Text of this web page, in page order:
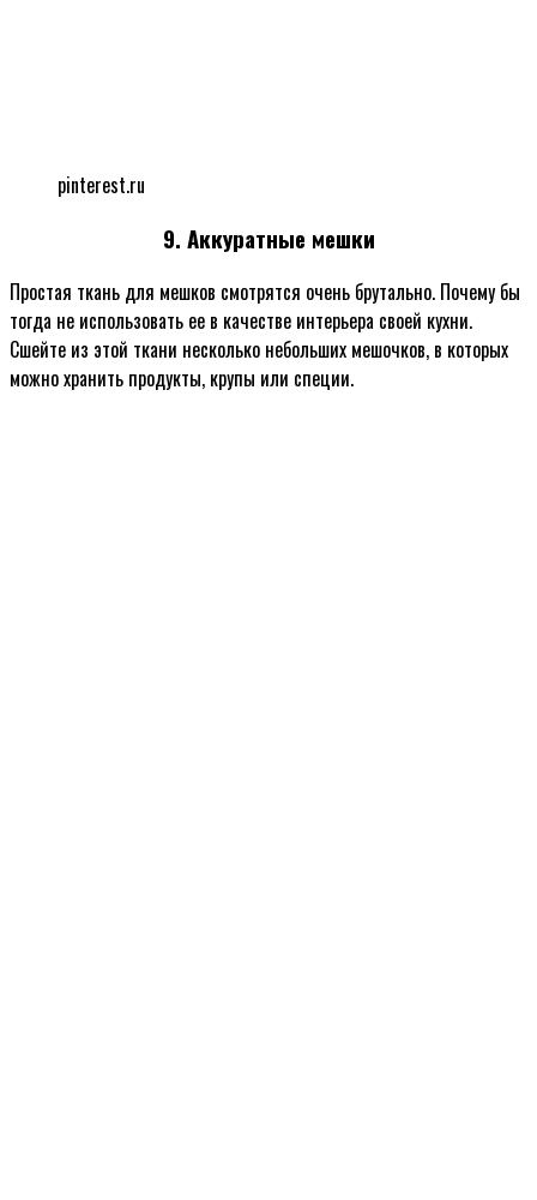
pinterest.ru
9. Аккуратные мешки
Простая ткань для мешков смотрятся очень брутально. Почему бы
тогда не использовать ее в качестве интерьера своей кухни.
Сшейте из этой ткани несколько небольших мешочков, в которых
можно хранить продукты, крупы или специи.